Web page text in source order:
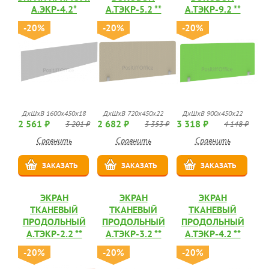
А.ЭКР-4.2*
-20%
ДхШхВ 1600х450х18
2 561 ₽ 3 201 ₽
Сравнить
ЗАКАЗАТЬ
А.ТЭКР-5.2 **
-20%
ДхШхВ 720х450х22
2 682 ₽ 3 353 ₽
Сравнить
ЗАКАЗАТЬ
А.ТЭКР-9.2 **
-20%
ДхШхВ 900х450х22
3 318 ₽ 4 148 ₽
Сравнить
ЗАКАЗАТЬ
ЭКРАН
ТКАНЕВЫЙ
ПРОДОЛЬНЫЙ
А.ТЭКР-2.2 **
-20%
ЭКРАН
ТКАНЕВЫЙ
ПРОДОЛЬНЫЙ
А.ТЭКР-3.2 **
-20%
ЭКРАН
ТКАНЕВЫЙ
ПРОДОЛЬНЫЙ
А.ТЭКР-4.2 **
-20%